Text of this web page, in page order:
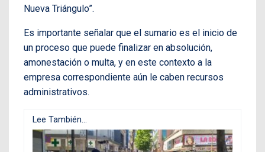
Nueva Triángulo”.
Es importante señalar que el sumario es el inicio de
un proceso que puede finalizar en absolución,
amonestación o multa, y en este contexto a la
empresa correspondiente aún le caben recursos
administrativos.
Lee También...